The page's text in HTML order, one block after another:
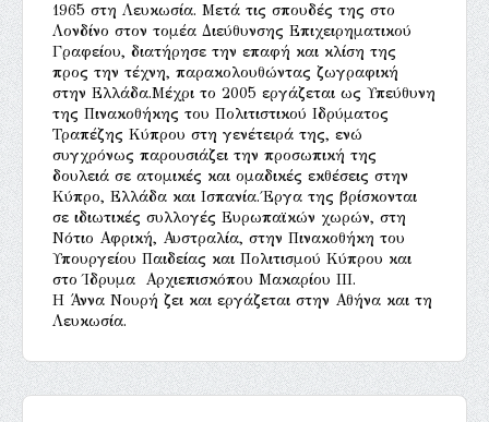
1965 στη Λευκωσία. Μετά τις σπουδές της στο
Λονδίνο στον τομέα Διεύθυνσης Επιχειρηματικού
Γραφείου, διατήρησε την επαφή και κλίση της
προς την τέχνη, παρακολουθώντας ζωγραφική
στην Ελλάδα.Μέχρι το 2005 εργάζεται ως Υπεύθυνη
της Πινακοθήκης του Πολιτιστικού Ιδρύματος
Τραπέζης Κύπρου στη γενέτειρά της, ενώ
συγχρόνως παρουσιάζει την προσωπική της
δουλειά σε ατομικές και ομαδικές εκθέσεις στην
Κύπρο, Ελλάδα και Ισπανία.΄Εργα της βρίσκονται
σε ιδιωτικές συλλογές Ευρωπαϊκών χωρών, στη
Νότιο Αφρική, Αυστραλία, στην Πινακοθήκη του
Υπουργείου Παιδείας και Πολιτισμού Κύπρου και
στο Ίδρυμα Αρχιεπισκόπου Μακαρίου ΙΙΙ.
Η Άννα Νουρή ζει και εργάζεται στην Αθήνα και τη
Λευκωσία.